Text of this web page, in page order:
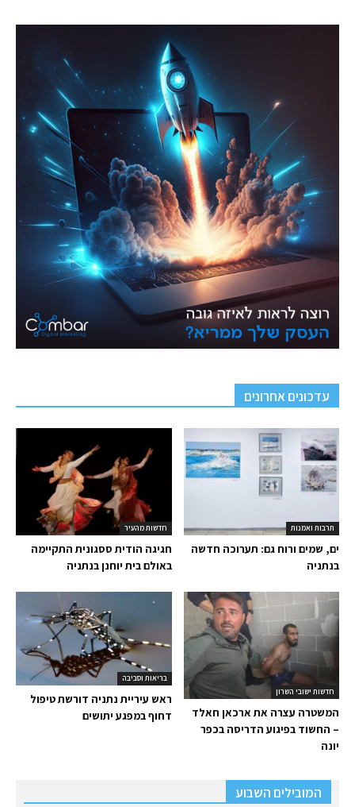
עדכונים אחרונים
חדשות מהעיר
חגיגה הודית ססגונית התקיימה
באולם בית יוחנן בנתניה
תרבות ואמנות
ים, שמים ורוח גם: תערוכה חדשה
בנתניה
בריאות וסביבה
ראש עיריית נתניה דורשת טיפול
דחוף במפגע יתושים
חדשות ישובי השרון
המשטרה עצרה את ארכאן חאלד
– החשוד בפיגוע הדריסה בכפר
יונה
המובילים השבוע